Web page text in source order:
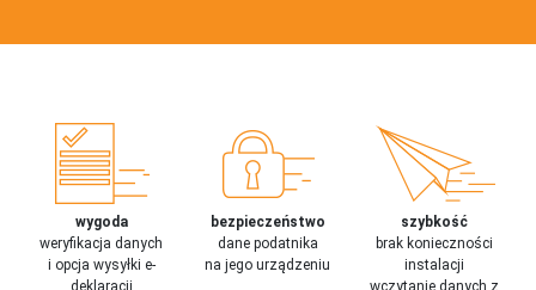
wygoda
weryfikacja danych
i opcja wysyłki e-
deklaracji
bezpieczeństwo
dane podatnika
na jego urządzeniu
szybkość
brak konieczności
instalacji
wczytanie danych z